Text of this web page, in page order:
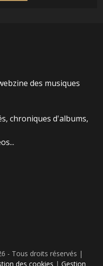
des musiques
chroniques d'albums,
- Tous droits réservés |
des cookies | Gestion